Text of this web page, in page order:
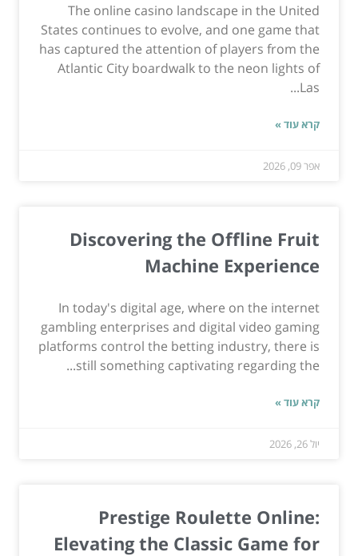
The online casino landscape in the United
States continues to evolve, and one game that
has captured the attention of players from the
Atlantic City boardwalk to the neon lights of
Las...
קרא עוד »
אפר 09, 2026
Discovering the Offline Fruit
Machine Experience
In today's digital age, where on the internet
gambling enterprises and digital video gaming
platforms control the betting industry, there is
still something captivating regarding the...
קרא עוד »
יול 26, 2026
Prestige Roulette Online:
Elevating the Classic Game for